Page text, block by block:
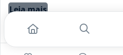
Leia mais